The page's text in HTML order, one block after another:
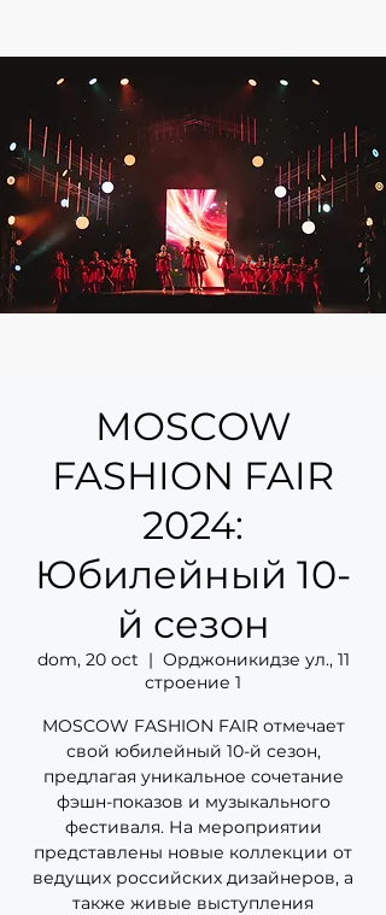
MOSCOW
FASHION FAIR
2024:
Юбилейный 10-
й сезон
dom, 20 oct
  |
Орджоникидзе ул., 11
строение 1
MOSCOW FASHION FAIR отмечает
свой юбилейный 10-й сезон,
предлагая уникальное сочетание
фэшн-показов и музыкального
фестиваля. На мероприятии
представлены новые коллекции от
ведущих российских дизайнеров, а
также живые выступления